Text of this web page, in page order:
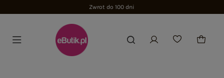
Zwrot do 100 dni